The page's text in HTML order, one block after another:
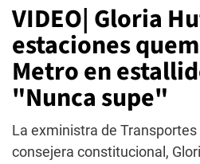
VIDEO| Gloria
estaciones
Metro en
"Nunca supe"
La exministra de
consejera constitucional,